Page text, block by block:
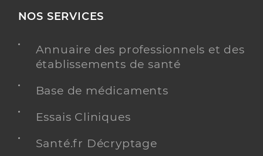
NOS SERVICES
Annuaire des professionnels et des
établissements de santé
Base de médicaments
Essais Cliniques
Santé.fr Décryptage